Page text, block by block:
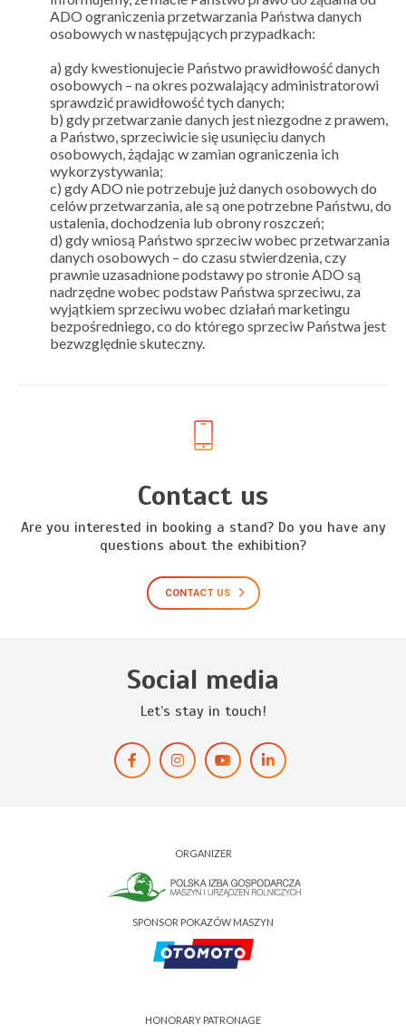
ADO ograniczenia przetwarzania Państwa danych
osobowych w następujących przypadkach:
a) gdy kwestionujecie Państwo prawidłowość danych
osobowych – na okres pozwalający administratorowi
sprawdzić prawidłowość tych danych;
b) gdy przetwarzanie danych jest niezgodne z prawem,
a Państwo, sprzeciwicie się usunięciu danych
osobowych, żądając w zamian ograniczenia ich
wykorzystywania;
c) gdy ADO nie potrzebuje już danych osobowych do
celów przetwarzania, ale są one potrzebne Państwu, do
ustalenia, dochodzenia lub obrony roszczeń;
d) gdy wniosą Państwo sprzeciw wobec przetwarzania
danych osobowych – do czasu stwierdzenia, czy
prawnie uzasadnione podstawy po stronie ADO są
nadrzędne wobec podstaw Państwa sprzeciwu, za
wyjątkiem sprzeciwu wobec działań marketingu
bezpośredniego, co do którego sprzeciw Państwa jest
bezwzględnie skuteczny.
Contact us
Are you interested in booking a stand? Do you have any
questions about the exhibition?
CONTACT US
Social media
Let’s stay in touch!
ORGANIZER
SPONSOR POKAZÓW MASZYN
HONORARY PATRONAGE